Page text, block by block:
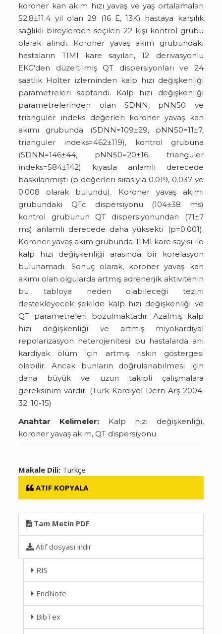
koroner kan akım hızı yavaş ve yaş ortalamaları
52.8±11.4 yıl olan 29 (16 E, 13K) hastaya karşılık
sağlıklı bireylerden seçilen 22 kişi kontrol grubu
olarak alındı. Koroner yavaş akım grubundaki
hastaların TIMI kare sayıları, 12 derivasyonlu
EKG'den düzeltilmiş QT dispersiyonları ve 24
saatlik Holter izleminden kalp hızı değişkenliği
parametreleri saptandı. Kalp hızı değişkenliği
parametrelerinden olan SDNN, pNN50 ve
trianguler indeks değerleri koroner yavaş kan
akımı grubunda (SDNN=109±29, pNN50=11±7,
trianguler indeks=462±119), kontrol grubuna
(SDNN=146±44, pNN50=20±16, trianguler
indeks=584±142) kıyasla anlamlı derecede
baskılanmıştı (p değerleri sırasıyla 0.019, 0.037 ve
0.008 olarak bulundu). Koroner yavaş akımı
grubundaki QTc dispersiyonu (104±38 ms)
kontrol grubunun QT dispersiyonundan (71±7
ms) anlamlı derecede daha yüksekti (p=0.001).
Koroner yavaş akım grubunda TIMI kare sayısı ile
kalp hızı değişkenliği arasında bir korelasyon
bulunamadı. Sonuç olarak, koroner yavaş kan
akımı olan olgularda artmış adrenerjik aktivitenin
bu tabloya neden olabileceği tezini
destekleyecek şekilde kalp hızı değişkenliği ve
QT parametreleri bozulmaktadır. Azalmış kalp
hızı değişkenliği ve artmış miyokardiyal
repolarizasyon heterojenitesi bu hastalarda ani
kardiyak ölüm için artmış riskin göstergesi
olabilir. Ancak bunların doğrulanabilmesi için
daha büyük ve uzun takipli çalışmalara
gereksinim vardır. (Türk Kardiyol Dern Arş 2004;
32: 10-15)
Anahtar Kelimeler: Kalp hızı değişkenliği,
koroner yavaş akım, QT dispersiyonu
Makale Dili: Türkçe
ATIF KOPYALA
Tam Metin PDF
Atıf dosyası indir
RIS
EndNote
BibTex